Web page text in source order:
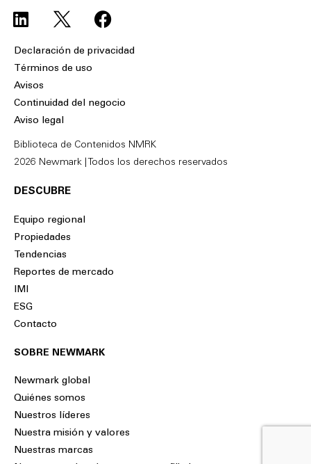
L
i
n
k
e
d
i
F
a
c
o
o
Declaración de privacidad
Términos de uso
Avisos
Continuidad del negocio
Aviso legal
Biblioteca de Contenidos NMRK
2026 Newmark | Todos los derechos reservados
DESCUBRE
Equipo regional
Propiedades
Tendencias
Reportes de mercado
IMI
ESG
Contacto
SOBRE NEWMARK
Newmark global
Quiénes somos
Nuestros líderes
Nuestra misión y valores
Nuestras marcas